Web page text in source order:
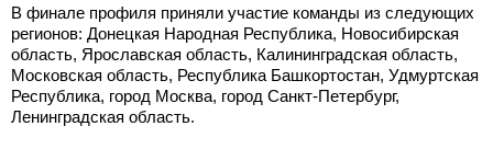
В финале профиля приняли участие команды из следующих
регионов: Донецкая Народная Республика, Новосибирская
область, Ярославская область, Калининградская область,
Московская область, Республика Башкортостан, Удмуртская
Республика, город Москва, город Санкт-Петербург,
Ленинградская область.